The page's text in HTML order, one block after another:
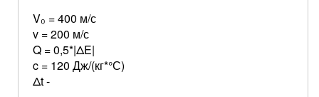
V₀ = 400 м/с
v = 200 м/с
Q = 0,5*|ΔE|
c = 120 Дж/(кг*°С)
Δt -